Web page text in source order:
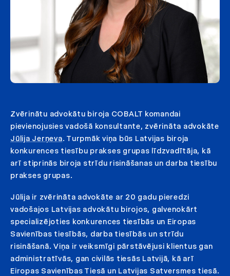
Zvērinātu advokātu biroja COBALT komandai
pievienojusies vadošā konsultante, zvērināta advokāte
Jūlija Jerņeva. Turpmāk viņa būs Latvijas biroja
konkurences tiesību prakses grupas līdzvadītāja, kā
arī stiprinās biroja strīdu risināšanas un darba tiesību
prakses grupas.
Jūlija ir zvērināta advokāte ar 20 gadu pieredzi
vadošajos Latvijas advokātu birojos, galvenokārt
specializējoties konkurences tiesībās un Eiropas
Savienības tiesībās, darba tiesībās un strīdu
risināšanā. Viņa ir veiksmīgi pārstāvējusi klientus gan
administratīvās, gan civilās tiesās Latvijā, kā arī
Eiropas Savienības Tiesā un Latvijas Satversmes tiesā.